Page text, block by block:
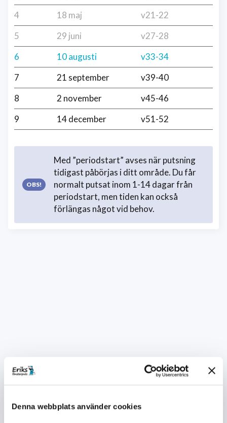
Denna webbplats använder cookies
4
18 maj
v21-22
5
29 juni
v27-28
6
10 augusti
v33-34
7
21 september
v39-40
8
2 november
v45-46
9
14 december v51-52
Med ”periodstart” avses när putsning
tidigast påbörjas i ditt område. Du får
normalt putsat inom 1-14 dagar från
periodstart, men tiden kan också
förlängas något vid behov.